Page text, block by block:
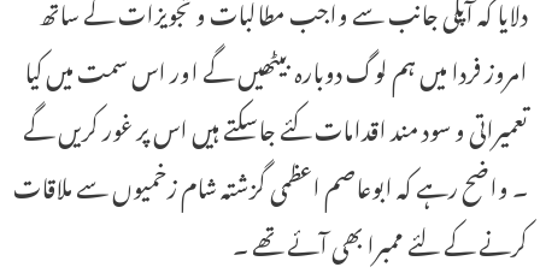
امروز فردا میں ہم لوگ دوبارہ بیٹھیں گے اور اس سمت میں کیا
تعمیراتی و سود مند اقدامات کئے جاسکتے ہیں اس پر غور کریں گے
۔ واضح رہے کہ ابوعاصم اعظمی گزشتہ شام زخمیوں سے ملاقات
کرنے کے لئے ممبرا بھی آئے تھے ۔